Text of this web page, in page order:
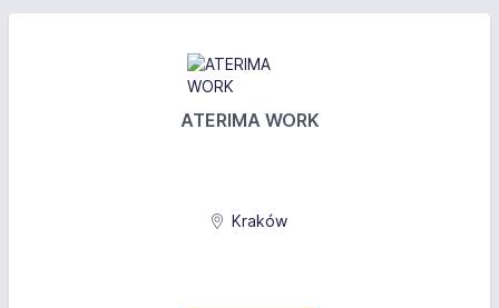
ATERIMA WORK
Kraków